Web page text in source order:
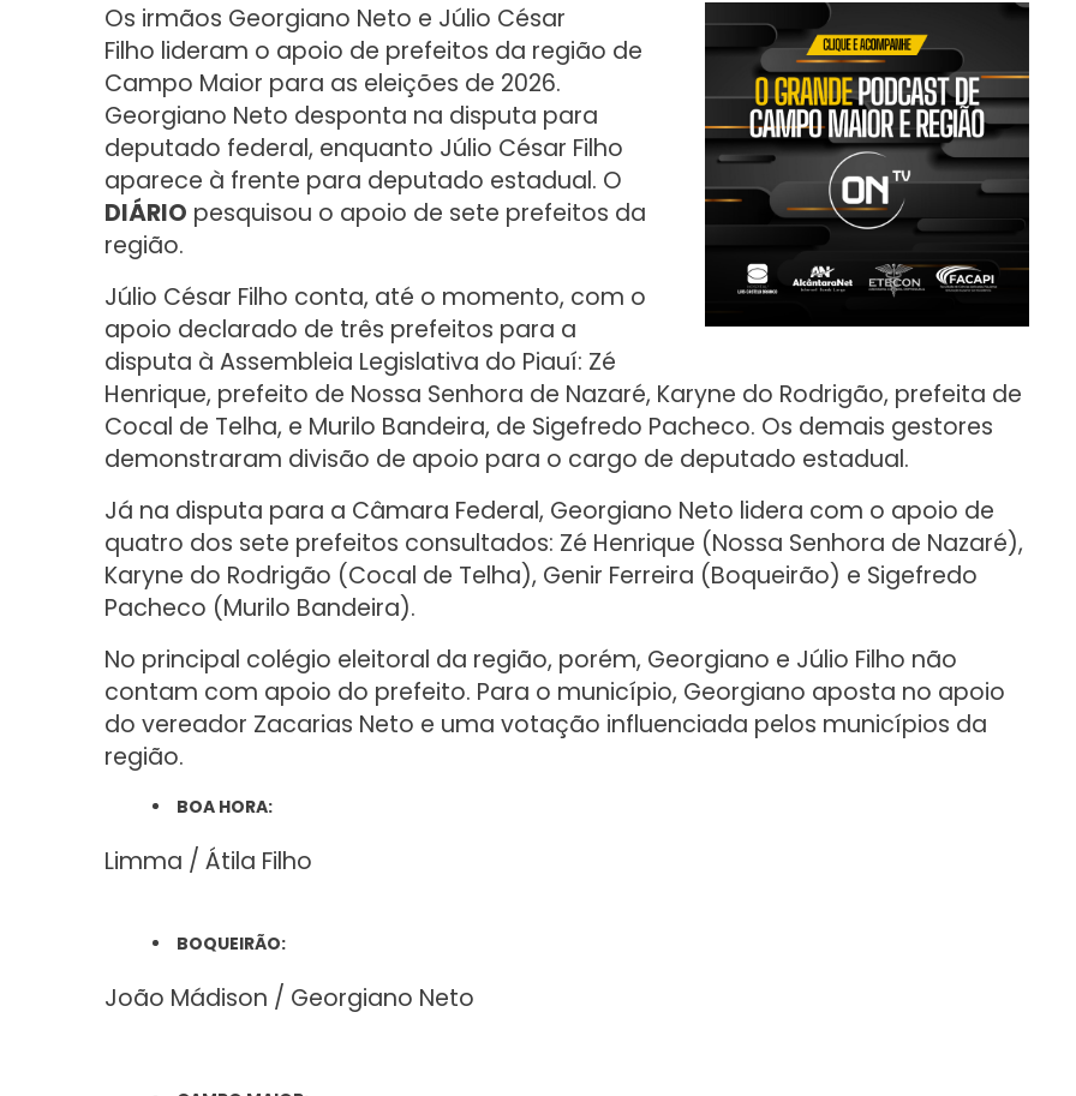
Os irmãos Georgiano Neto e Júlio César
Filho lideram o apoio de prefeitos da região de
Campo Maior para as eleições de 2026.
Georgiano Neto desponta na disputa para
deputado federal, enquanto Júlio César Filho
aparece à frente para deputado estadual. O
DIÁRIO pesquisou o apoio de sete prefeitos da
região.
Júlio César Filho conta, até o momento, com o
apoio declarado de três prefeitos para a
disputa à Assembleia Legislativa do Piauí: Zé
Henrique, prefeito de Nossa Senhora de Nazaré, Karyne do Rodrigão, prefeita de
Cocal de Telha, e Murilo Bandeira, de Sigefredo Pacheco. Os demais gestores
demonstraram divisão de apoio para o cargo de deputado estadual.
Já na disputa para a Câmara Federal, Georgiano Neto lidera com o apoio de
quatro dos sete prefeitos consultados: Zé Henrique (Nossa Senhora de Nazaré),
Karyne do Rodrigão (Cocal de Telha), Genir Ferreira (Boqueirão) e Sigefredo
Pacheco (Murilo Bandeira).
No principal colégio eleitoral da região, porém, Georgiano e Júlio Filho não
contam com apoio do prefeito. Para o município, Georgiano aposta no apoio
do vereador Zacarias Neto e uma votação influenciada pelos municípios da
região.
BOA HORA:
Limma / Átila Filho
BOQUEIRÃO:
João Mádison / Georgiano Neto